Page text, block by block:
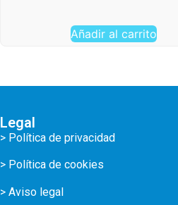
Añadir al carrito
Legal
> Política de privacidad
> Política de cookies
> Aviso legal